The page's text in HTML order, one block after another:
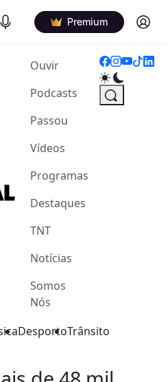
Podcasts Premium Log in
Ouvir(current)
Podcasts
Passou
Vídeos
Programas
Destaques
TNT
Notícias
Somos
Nós
DesportoTrânsito